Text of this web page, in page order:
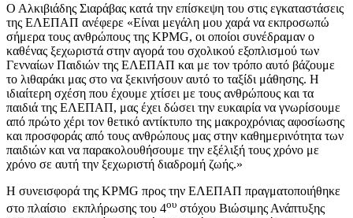
Ο Αλκιβιάδης Σιαράβας κατά την επίσκεψη του στις εγκαταστάσεις
της ΕΛΕΠΑΠ ανέφερε «Είναι μεγάλη μου χαρά να εκπροσωπώ
σήμερα τους ανθρώπους της KPMG, οι οποίοι συνέδραμαν ο
καθένας ξεχωριστά στην αγορά του σχολικού εξοπλισμού των
Γενναίων Παιδιών της ΕΛΕΠΑΠ και με τον τρόπο αυτό βάζουμε
το λιθαράκι μας στο να ξεκινήσουν αυτό το ταξίδι μάθησης. Η
ιδιαίτερη σχέση που έχουμε χτίσει με τους ανθρώπους και τα
παιδιά της ΕΛΕΠΑΠ, μας έχει δώσει την ευκαιρία να γνωρίσουμε
από πρώτο χέρι τον θετικό αντίκτυπο της μακροχρόνιας αφοσίωσης
και προσφοράς από τους ανθρώπους μας στην καθημερινότητα των
παιδιών και να παρακολουθήσουμε την εξέλιξή τους χρόνο με
χρόνο σε αυτή την ξεχωριστή διαδρομή ζωής.»
Η συνεισφορά της KPMG προς την ΕΛΕΠΑΠ πραγματοποιήθηκε
στο πλαίσιο εκπλήρωσης του 4ου στόχου Βιώσιμης Ανάπτυξης